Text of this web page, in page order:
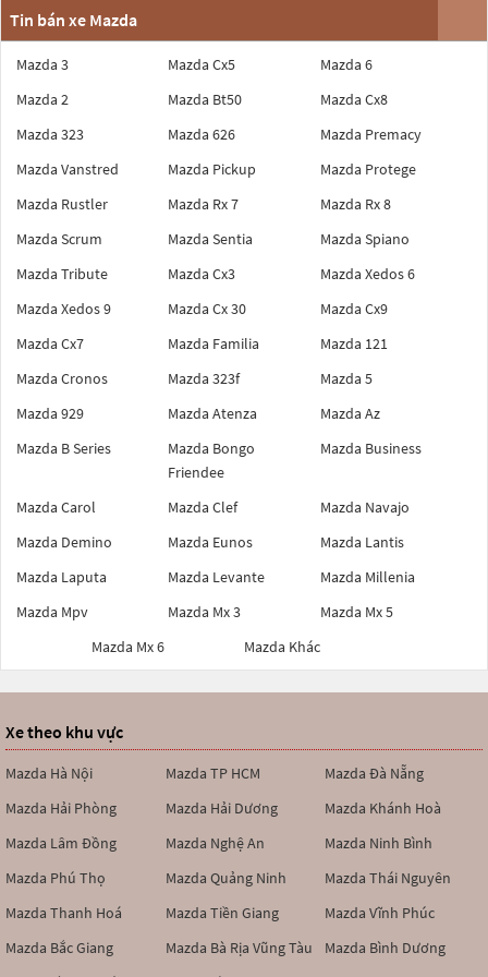
Tin bán xe Mazda
Mazda 3 Mazda Cx5
Mazda 6
Mazda 2
Mazda Bt50
Mazda Cx8
Mazda 323
Mazda 626
Mazda Premacy
Mazda Vanstred
Mazda Pickup
Mazda Protege
Mazda Rustler
Mazda Rx 7
Mazda Rx 8
Mazda Scrum
Mazda Sentia
Mazda Spiano
Mazda Tribute
Mazda Cx3
Mazda Xedos 6
Mazda Xedos 9
Mazda Cx 30
Mazda Cx9
Mazda Cx7
Mazda Familia
Mazda 121
Mazda Cronos
Mazda 323f
Mazda 5
Mazda 929
Mazda Atenza
Mazda Az
Mazda B Series
Mazda Bongo
Friendee
Mazda Business
Mazda Carol Mazda Clef
Mazda Navajo
Mazda Demino
Mazda Eunos
Mazda Lantis
Mazda Laputa
Mazda Levante
Mazda Millenia
Mazda Mpv
Mazda Mx 3
Mazda Mx 5
Mazda Mx 6
Mazda Khác
Xe theo khu vực
Mazda Hà Nội Mazda TP HCM
Mazda Đà Nẵng
Mazda Hải Phòng
Mazda Hải Dương
Mazda Khánh Hoà
Mazda Lâm Đồng
Mazda Nghệ An
Mazda Ninh Bình
Mazda Phú Thọ
Mazda Quảng Ninh
Mazda Thái Nguyên
Mazda Thanh Hoá
Mazda Tiền Giang
Mazda Vĩnh Phúc
Mazda Bắc Giang
Mazda Bà Rịa Vũng Tàu
Mazda Bình Dương